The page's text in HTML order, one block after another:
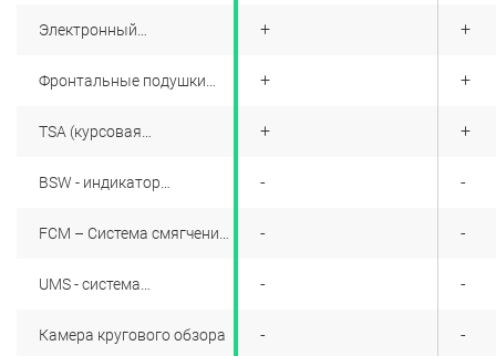
передатчиками
Электронный
Фронтальные подушки
пассажира
TSA (курсовая
BSW - индикатор
FCM – Система смягчения
UMS - система
парковке
Камера кругового обзора
+
+
+
+
+
+
+
+
+
+
-
-
-
-
+
+
+
-
-
-
-